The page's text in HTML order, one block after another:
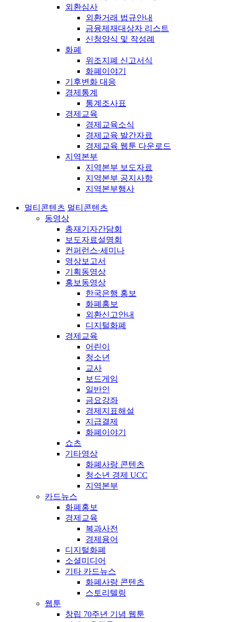
외환심사
외환거래 법규안내
금융제재대상자 리스트
신청양식 및 작성례
화폐
위조지폐 신고서식
화폐이야기
기후변화 대응
경제통계
통계조사표
경제교육
경제교육소식
경제교육 발간자료
경제교육 웹툰 다운로드
지역본부
지역본부 보도자료
지역본부 공지사항
지역본부행사
멀티콘텐츠 멀티콘텐츠
동영상
총재기자간담회
보도자료설명회
컨퍼런스·세미나
영상보고서
기획동영상
홍보동영상
한국은행 홍보
화폐홍보
외환신고안내
디지털화폐
경제교육
어린이
청소년
교사
보드게임
일반인
금요강좌
경제지표해설
지급결제
화폐이야기
쇼츠
기타영상
화폐사랑 콘텐츠
청소년 경제 UCC
지역본부
카드뉴스
화폐홍보
경제교육
복과사전
경제용어
디지털화폐
소셜미디어
기타 카드뉴스
화폐사랑 콘텐츠
스토리텔링
웹툰
창립 70주년 기념 웹툰